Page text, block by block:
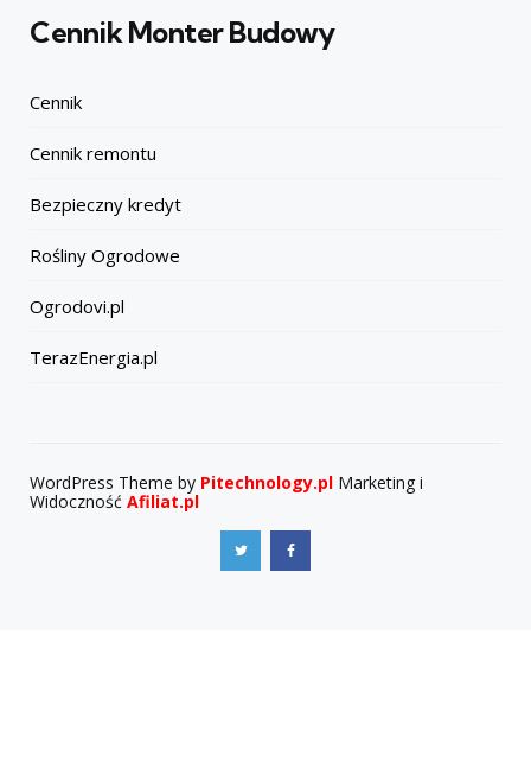
Cennik Monter Budowy
Cennik
Cennik remontu
Bezpieczny kredyt
Rośliny Ogrodowe
Ogrodovi.pl
TerazEnergia.pl
WordPress Theme by Pitechnology.pl Marketing i
Widoczność Afiliat.pl